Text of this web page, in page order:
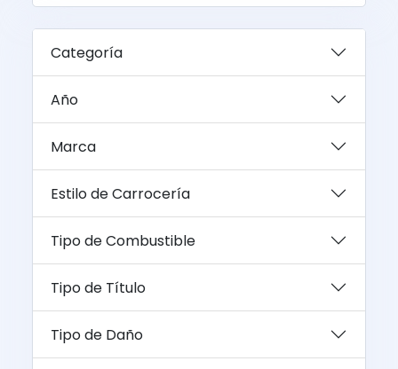
Categoría
Año
Marca
Estilo de Carrocería
Tipo de Combustible
Tipo de Título
Tipo de Daño